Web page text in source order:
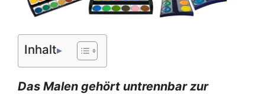
Inhalt
Das Malen gehört untrennbar zur